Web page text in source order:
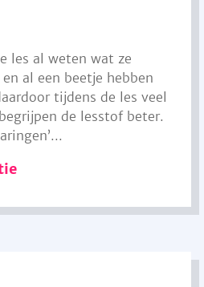
les al weten wat ze
al een beetje hebben
tijdens de les veel
de lesstof beter.